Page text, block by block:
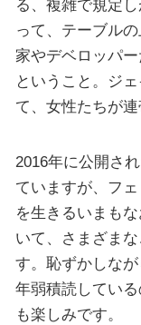
る、複雑で規定
って、テーブル
家やデベロッパ
ということ。ジ
て、女性たちが
2016年に公開さ
ていますが、フ
を生きるいまも
いて、さまざま
す。恥ずかしな
年弱積読してい
も楽しみです。